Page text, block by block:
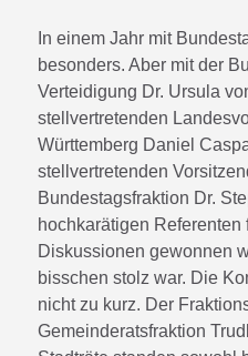
In einem Jahr mit
besonders. Aber mit der
Verteidigung Dr. Ursula
stellvertretenden
Württemberg Daniel
stellvertretenden
Bundestagsfraktion Dr.
hochkarätigen
Diskussionen gewonnen
bisschen stolz war. Die
nicht zu kurz. Der
Gemeinderatsfraktion